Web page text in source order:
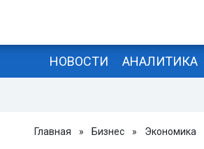
НОВОСТИ АНАЛИТИКА
Главная » Бизнес » Экономика